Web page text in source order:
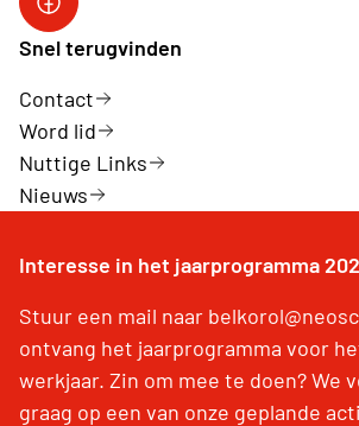
Snel terugvinden
Contact
Word lid
Nuttige Links
Nieuws
Interesse in het jaarprogramma
Stuur een mail naar
ontvang het jaarprogramma voor
werkjaar. Zin om mee te doen? We
graag op een van onze geplande